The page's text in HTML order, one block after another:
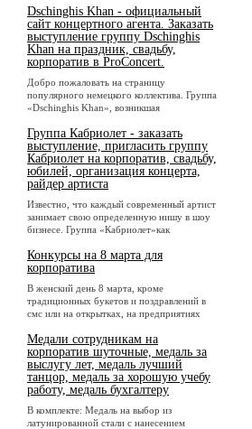
Dschinghis Khan - официальный
сайт концертного агента. Заказать
выступление группу Dschinghis
Khan на праздник, свадьбу,
корпоратив в ProConcert.
Добро пожаловать на страницу
популярного немецкого коллектива. Группа
«Dschinghis Khan», возникшая
Группа Кабриолет - заказать
выступление, пригласить группу
Кабриолет на корпоратив, свадьбу,
юбилей, организация концерта,
райдер артиста
Известно, что каждый современный артист
занимает свою определенную нишу в шоу
бизнесе. Группа «Кабриолет»как
Конкурсы на 8 марта для
корпоратива
В женский день 8 марта, кроме
традиционных букетов и поздравлений в
смс или на открытках, на предприятиях
Медали сотрудникам на
корпоратив шуточные, медаль за
выслугу лет, медаль лучший
танцор, медаль за хорошую учебу
работу, медаль бухгалтеру
В комплекте: Медаль на выбор из
латунированной стали с нанесением